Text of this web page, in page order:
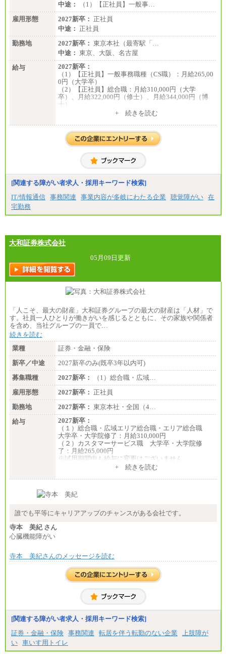
中途：
（1）【正社員】一般事…
雇用形態
2027新卒： 正社員
中途： 正社員
勤務地
2027新卒： 東京本社（最寄駅「…
中途： 東京、大阪、名古屋
給与
2027新卒：
（1）【正社員】一般事務職種（CS職）：月給265,00
0円（大学卒）
（2）【正社員】総合職：月給310,000円（大学
卒）、月給322,000円（修士）、月給344,000円（博
士）
いません。
※一般事務職種（CS職）の大学院修了者は大学卒の
金額を最低額とし、
たします。
下記は新卒採用の給与です。経験者採用の場合、下
記を再下限としてご経験に応じた金額となります。
（1）【正社員】一般事務職種（CS職）：月給255,00
+ 続きを読む
[関連する障がい者求人・採用キーワード検索]
IT/情報通信 事務関連 事業内容が多岐にわたる企業 聴覚障がい 在
宅勤務
大和証券株式会社
05月09日更新
「人こそ、最大の財産」大和証券グループの最大の財産は「人材」で
す。社員一人ひとりが働きがいを感じるとともに、その家族や関係者
を含め、当社グループの一員で…
続きを読む
業種
証券・金融・保険
新卒／中途
2027新卒のみ(既卒3年以内可)
募集職種
2027新卒：
（1）総合職・広域…
雇用形態
2027新卒： 正社員
勤務地
2027新卒： 東京本社・全国（4…
給与
2027新卒：
（１）総合職・広域エリア総合職・エリア総合職
大学卒・大学院修了：月給310,000円
（２）カスタマーサービス職 大学卒・大学院修
了：月給265,000円
※試用期間中も給与に変更はございません
+ 続きを読む
誰でも平等にキャリアアップのチャンスがある会社です。
寺本 美紀 さん
心臓機能障がい
寺本 美紀さんのメッセージを読む
[関連する障がい者求人・採用キーワード検索]
証券・金融・保険 事務関連 転居を伴う転勤のない企業
上肢障が
い 車いす用トイレ